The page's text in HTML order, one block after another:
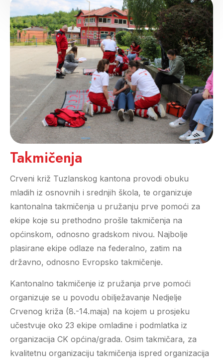
Takmičenja
Crveni križ Tuzlanskog kantona provodi obuku
mladih iz osnovnih i srednjih škola, te organizuje
kantonalna takmičenja u pružanju prve pomoći za
ekipe koje su prethodno prošle takmičenja na
općinskom, odnosno gradskom nivou. Najbolje
plasirane ekipe odlaze na federalno, zatim na
državno, odnosno Evropsko takmičenje.
Kantonalno takmičenje iz pružanja prve pomoći
organizuje se u povodu obilježavanje Nedjelje
Crvenog križa (8.-14.maja) na kojem u prosjeku
učestvuje oko 23 ekipe omladine i podmlatka iz
organizacija CK općina/grada. Osim takmičara, za
kvalitetnu organizaciju takmičenja ispred organizacija